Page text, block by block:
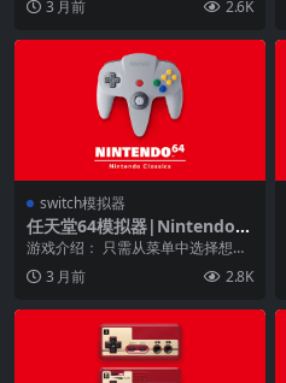
3 月前 2.6K
switch模拟器
任天堂64模拟器|Nintendo 6
4
游戏介绍： 只需从菜单中选择想要
玩的游戏，即可立即开始游戏。该
游戏具有随时保存游...
3 月前 2.8K